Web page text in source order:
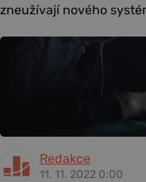
zneužívají nového
Redakce
11. 11. 2022 0:00